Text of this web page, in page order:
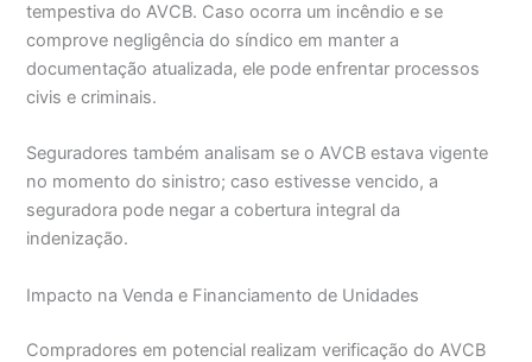
tempestiva do AVCB. Caso ocorra um incêndio e se
comprove negligência do síndico em manter a
documentação atualizada, ele pode enfrentar processos
civis e criminais.
Seguradores também analisam se o AVCB estava vigente
no momento do sinistro; caso estivesse vencido, a
seguradora pode negar a cobertura integral da
indenização.
Impacto na Venda e Financiamento de Unidades
Compradores em potencial realizam verificação do AVCB